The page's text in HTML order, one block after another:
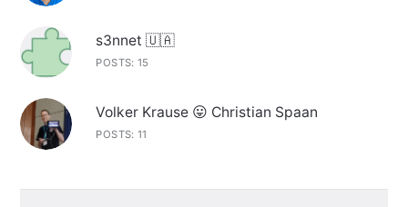
s3nnet 🇺🇦
POSTS: 15
Volker Krause 😛 Christian Spaan
POSTS: 11